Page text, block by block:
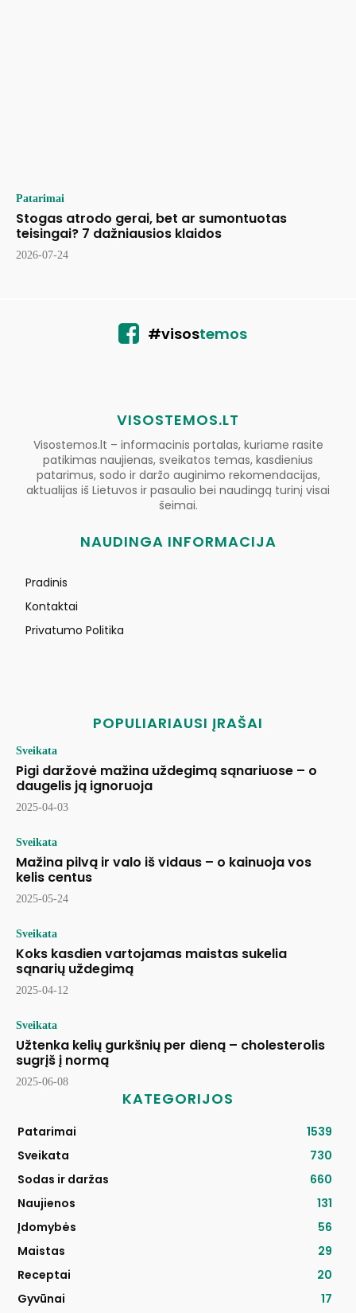
Patarimai
Stogas atrodo gerai, bet ar sumontuotas
teisingai? 7 dažniausios klaidos
2026-07-24
#visostemos
VISOSTEMOS.LT
Visostemos.lt – informacinis portalas, kuriame rasite
patikimas naujienas, sveikatos temas, kasdienius
patarimus, sodo ir daržo auginimo rekomendacijas,
aktualijas iš Lietuvos ir pasaulio bei naudingą turinį visai
šeimai.
NAUDINGA INFORMACIJA
Pradinis
Kontaktai
Privatumo Politika
POPULIARIAUSI ĮRAŠAI
Sveikata
Pigi daržovė mažina uždegimą sąnariuose – o
daugelis ją ignoruoja
2025-04-03
Sveikata
Mažina pilvą ir valo iš vidaus – o kainuoja vos
kelis centus
2025-05-24
Sveikata
Koks kasdien vartojamas maistas sukelia
sąnarių uždegimą
2025-04-12
Sveikata
Užtenka kelių gurkšnių per dieną – cholesterolis
sugrįš į normą
2025-06-08
KATEGORIJOS
Patarimai
1539
Sveikata
730
Sodas ir daržas
660
Naujienos
131
Įdomybės
56
Maistas
29
Receptai
20
Gyvūnai
17